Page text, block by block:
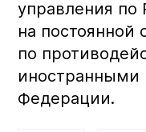
управления по
на постоянной
по
иностранными
Федерации.